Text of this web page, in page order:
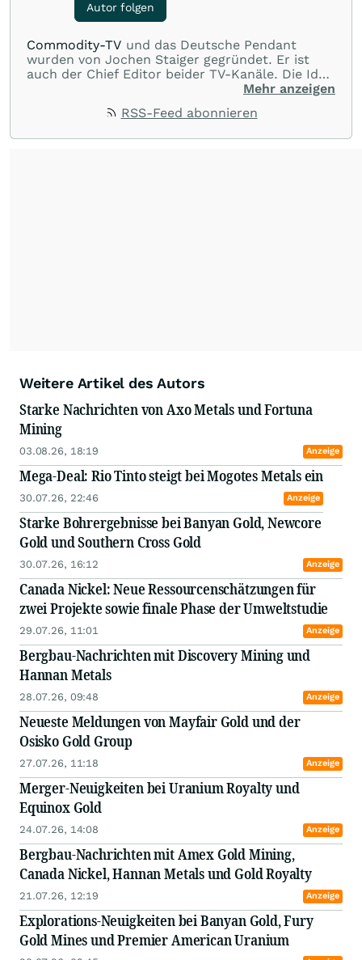
Autor folgen
Commodity-TV und das Deutsche Pendant
wurden von Jochen Staiger gegründet. Er ist
auch der Chief Editor beider TV-Kanäle. Die Idee
hinter den beiden TV-Kanälen ist, Wissen zu
und dem Management von Minenunternehmen
Mehr anzeigen
RSS-Feed abonnieren
Weitere Artikel des Autors
Starke Nachrichten von Axo Metals und Fortuna
Mining
03.08.26, 18:19 Anzeige
Mega-Deal: Rio Tinto steigt bei Mogotes Metals ein
30.07.26, 22:46 Anzeige
Starke Bohrergebnisse bei Banyan Gold, Newcore
Gold und Southern Cross Gold
30.07.26, 16:12 Anzeige
Canada Nickel: Neue Ressourcenschätzungen für
zwei Projekte sowie finale Phase der Umweltstudie
29.07.26, 11:01 Anzeige
Bergbau-Nachrichten mit Discovery Mining und
Hannan Metals
28.07.26, 09:48 Anzeige
Neueste Meldungen von Mayfair Gold und der
Osisko Gold Group
27.07.26, 11:18 Anzeige
Merger-Neuigkeiten bei Uranium Royalty und
Equinox Gold
24.07.26, 14:08 Anzeige
Bergbau-Nachrichten mit Amex Gold Mining,
Canada Nickel, Hannan Metals und Gold Royalty
21.07.26, 12:19 Anzeige
Explorations-Neuigkeiten bei Banyan Gold, Fury
Gold Mines und Premier American Uranium